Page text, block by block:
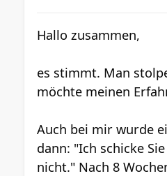
Hallo zusammen,
es stimmt. Man
möchte meinen
Auch bei mir wurde
dann: "Ich schicke
nicht." Nach 8